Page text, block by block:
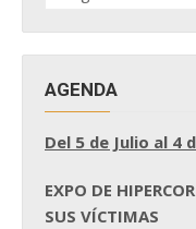
AGENDA
Del 5 de Julio al 4
EXPO DE
SUS VÍCTIMAS